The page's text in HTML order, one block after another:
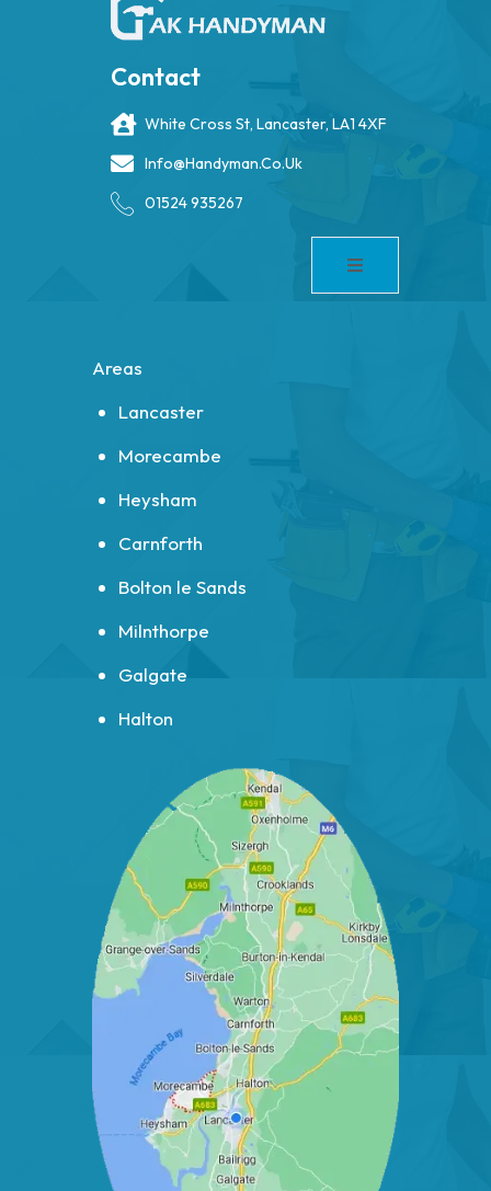
Contact
White Cross St, Lancaster, LA1 4XF
Info@handyman.co.uk
01524 935267
Areas
Lancaster
Morecambe
Heysham
Carnforth
Bolton le Sands
Milnthorpe
Galgate
Halton